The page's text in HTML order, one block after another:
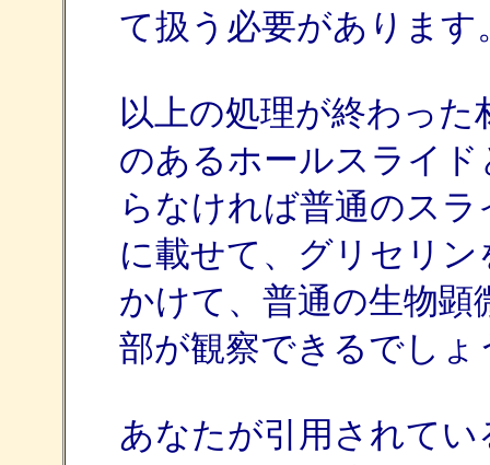
て扱う必要があります
以上の処理が終わっ
のあるホールスライ
らなければ普通のス
に載せて、グリセリ
かけて、普通の生物
部が観察できるでしょ
あなたが引用されて